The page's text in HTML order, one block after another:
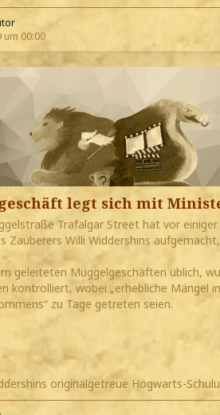
um 00:00
legt sich mit
Trafalgar Street hat vor
Zauberers Willi Widdershins
geleiteten Muggelgeschäften üblich,
kontrolliert, wobei „erhebliche Mängel
zu Tage getreten seien.
originalgetreue Hogwarts-